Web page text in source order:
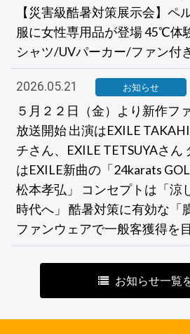
【災害級酷暑対策展示会】ペ
服に女性専用品が登場 45℃体
シャツ/UVパーカー/ファン付
2026.05.21 お知らせ
５月２２日（金）より新作フ
放送開始 出演はEXILE
チさん、EXILE TETSUYAさん
はEXILE新曲の「24karats
松本孝弘」 コンセプトは「涼
時代へ」 酷暑対策に有効な「
ファンウェアで一般客獲得を
お知らせ一覧